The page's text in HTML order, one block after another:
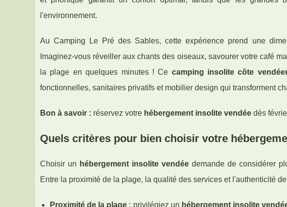
l'environnement.
Au Camping Le Pré des Sables, cette expérience prend une
Imaginez-vous réveiller aux chants des oiseaux, savourer votre café
la plage en quelques minutes ! Ce camping insolite côte
fonctionnelles, sanitaires privatifs et mobilier design qui transforment
Bon à savoir : réservez votre hébergement insolite vendée dès
Quels critères pour bien choisir votre
Choisir un hébergement insolite vendée demande de considérer
Entre la proximité de la plage, la qualité des services et l'authenticité
Proximité de la plage : privilégiez un hébergement insolite